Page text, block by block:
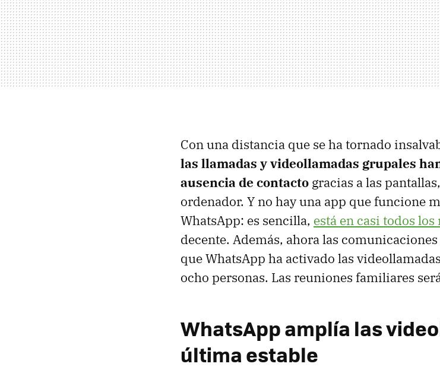
Con una distancia que se ha tornado
las llamadas y videollamadas grupales
ausencia de contacto gracias a las
ordenador. Y no hay una app que funcione
WhatsApp: es sencilla, está en casi todos
decente. Además, ahora las
que WhatsApp ha activado las
ocho personas. Las reuniones familiares
WhatsApp amplía las
última estable